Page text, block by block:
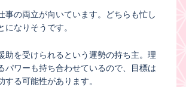
事の両立が向いています。どちらも忙し
になりそうです。
助を受けられるという運勢の持ち主。理
パワーも持ち合わせているので、目標は
する可能性があります。